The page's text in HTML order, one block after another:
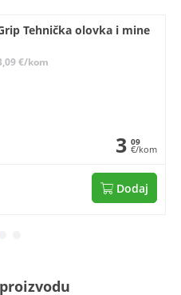
Tehnička olovka i mine
€/kom
3 09
€/kom
Dodaj